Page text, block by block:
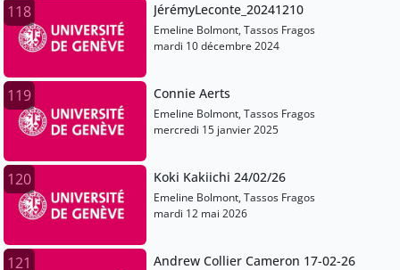
118 JérémyLeconte_20241210
Emeline Bolmont, Tassos Fragos
mardi 10 décembre 2024
119 Connie Aerts
Emeline Bolmont, Tassos Fragos
mercredi 15 janvier 2025
120 Koki Kakiichi 24/02/26
Emeline Bolmont, Tassos Fragos
mardi 12 mai 2026
121 Andrew Collier Cameron 17-02-26